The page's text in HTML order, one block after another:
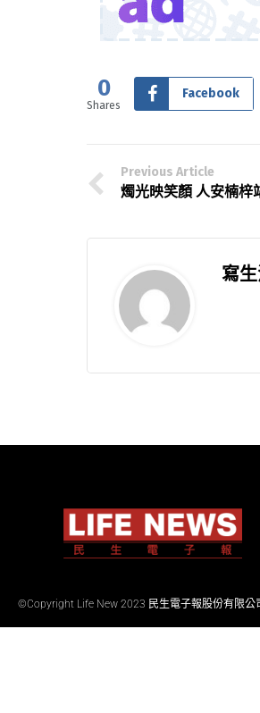
0
Shares
Facebook
Previous Article
燭光映笑顏 人安楠梓
寫
©Copyright Life New 2023 民生電子報股份有限公